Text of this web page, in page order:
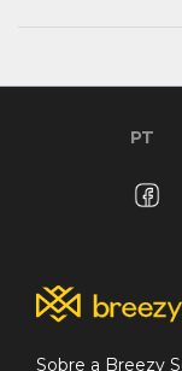
PT
Sobre a Breezy